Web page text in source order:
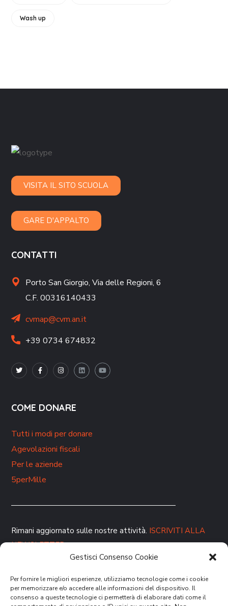
Gestisci Consenso Cookie
Per fornire le migliori esperienze, utilizziamo tecnologie come i cookie
per memorizzare e/o accedere alle informazioni del dispositivo. Il
consenso a queste tecnologie ci permetterà di elaborare dati come il
Wash up
VISITA IL SITO SCUOLA
GARE D'APPALTO
CONTATTI
Porto San Giorgio,Via delle Regioni, 6
C.F. 00316140433
cvmap@cvm.an.it
+39 0734 674832
COME DONARE
Tutti i modi per donare
Agevolazioni fiscali
Per le aziende
5perMille
Rimani aggiornato sulle nostre attività. ISCRIVITI ALLA
NEWSLETTER